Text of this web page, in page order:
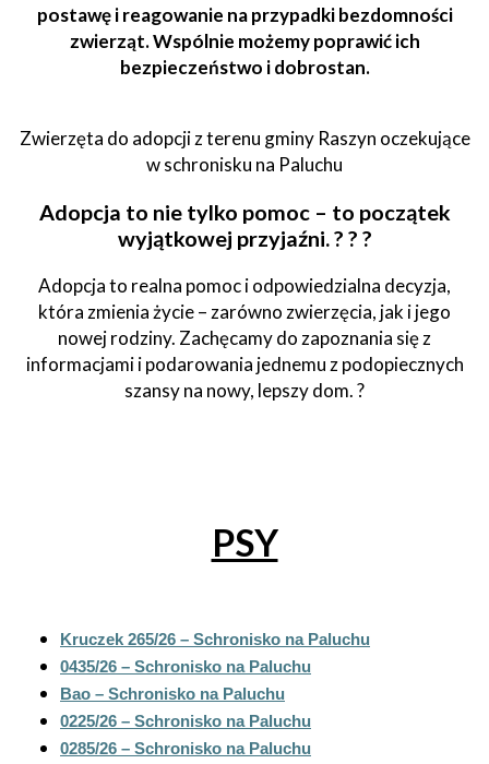
postawę i reagowanie na przypadki bezdomności
zwierząt. Wspólnie możemy poprawić ich
bezpieczeństwo i dobrostan.
Zwierzęta do adopcji z terenu gminy Raszyn oczekujące
w schronisku na Paluchu
Adopcja to nie tylko pomoc – to początek
wyjątkowej przyjaźni. ? ? ?
Adopcja to realna pomoc i odpowiedzialna decyzja,
która zmienia życie – zarówno zwierzęcia, jak i jego
nowej rodziny. Zachęcamy do zapoznania się z
informacjami i podarowania jednemu z podopiecznych
szansy na nowy, lepszy dom. ?
PSY
Kruczek 265/26 – Schronisko na Paluchu
0435/26 – Schronisko na Paluchu
Bao – Schronisko na Paluchu
0225/26 – Schronisko na Paluchu
0285/26 – Schronisko na Paluchu